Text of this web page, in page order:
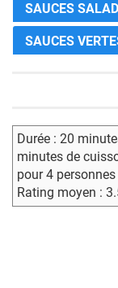
SAUCES
SAUCES
Durée : 20
minutes de
pour 4 personnes
Rating moyen :